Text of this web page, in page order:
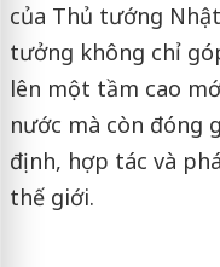
của Thủ tướng
tưởng không chỉ
lên một tầm cao
nước mà còn đóng
định, hợp tác và
thế giới.